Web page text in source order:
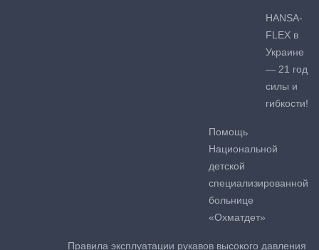
HANSA-
FLEX в
Украине
— 21 год
силы и
гибкости!
Помощь
Национальной
детской
специализированной
больнице
«Охматдет»
Правила эксплуатации рукавов высокого давления